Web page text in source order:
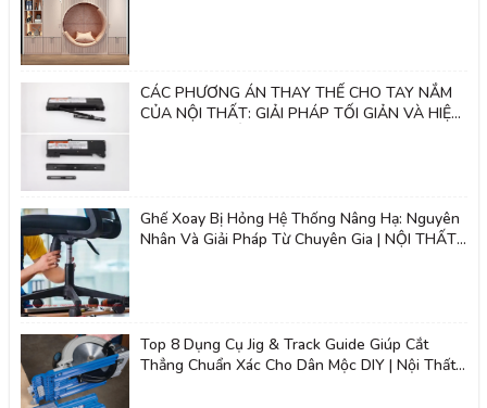
CÁC PHƯƠNG ÁN THAY THẾ CHO TAY NẮM
CỦA NỘI THẤT: GIẢI PHÁP TỐI GIẢN VÀ HIỆN
Ghế Xoay Bị Hỏng Hệ Thống Nâng Hạ: Nguyên
Nhân Và Giải Pháp Từ Chuyên Gia | NỘI THẤT
Top 8 Dụng Cụ Jig & Track Guide Giúp Cắt
Thẳng Chuẩn Xác Cho Dân Mộc DIY | Nội Thất